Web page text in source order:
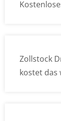
Zollstock
kostet das